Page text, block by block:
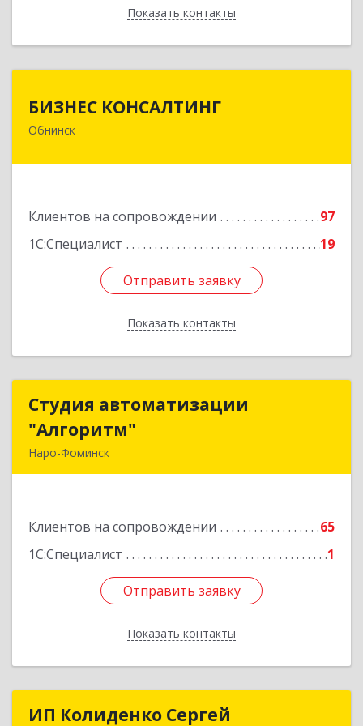
Показать контакты
Назад
БИЗНЕС КОНСАЛТИНГ
Обнинск
Клиентов на сопровождении
97
1С:Специалист
19
Отправить заявку
Показать контакты
249032, Калужская обл, Обнинск г, Курчатова ул,
Отправить заявку
Назад
Студия автоматизации
"Алгоритм"
Наро-Фоминск
Клиентов на сопровождении
65
1С:Специалист
1
Отправить заявку
Показать контакты
Студия автоматизации
Подробнее
Отправить заявку
Назад
ИП Колиденко СергейИП Колиденко Сергей